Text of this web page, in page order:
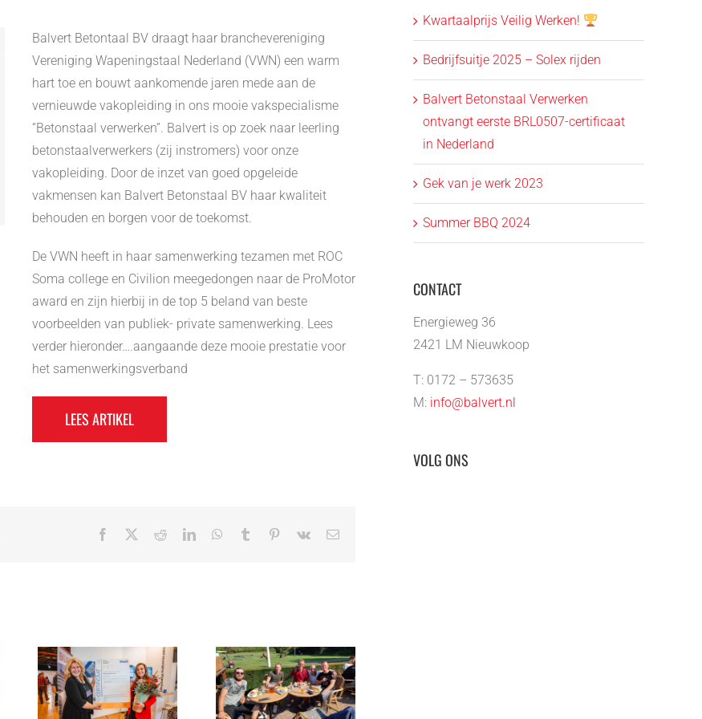
Balvert Betontaal BV draagt haar branchevereniging
Vereniging Wapeningstaal Nederland (VWN) een warm
hart toe en bouwt aankomende jaren mede aan de
vernieuwde vakopleiding in ons mooie vakspecialisme
“Betonstaal verwerken”. Balvert is op zoek naar leerling
betonstaalverwerkers (zij instromers) voor onze
vakopleiding. Door de inzet van goed opgeleide
vakmensen kan Balvert Betonstaal BV haar kwaliteit
behouden en borgen voor de toekomst.
De VWN heeft in haar samenwerking tezamen met ROC
Soma college en Civilion meegedongen naar de ProMotor
award en zijn hierbij in de top 5 beland van beste
voorbeelden van publiek- private samenwerking. Lees
verder hieronder….aangaande deze mooie prestatie voor
het samenwerkingsverband
LEES ARTIKEL
Facebook RedditLinkedInWhatsApp
Tumblr Pinterest
Vk
E-
Gek van je
Kwartaalprijs
Veilig Werken!
Kwartaalprijs Veilig Werken!
Bedrijfsuitje 2025 – Solex rijden
Balvert Betonstaal Verwerken
ontvangt eerste BRL0507-certificaat
in Nederland
Gek van je werk 2023
Summer BBQ 2024
CONTACT
Energieweg 36
2421 LM Nieuwkoop
T: 0172 – 573635
M: info@balvert.nl
VOLG ONS